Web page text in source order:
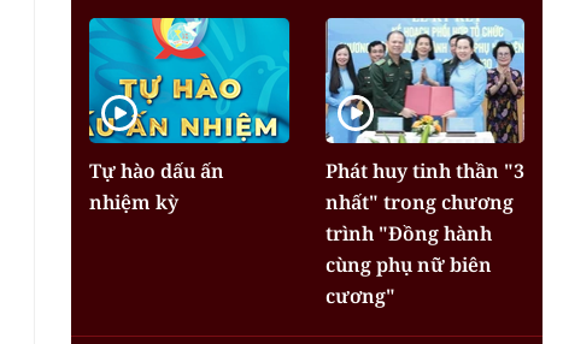
Tự hào dấu ấn
nhiệm kỳ
Phát huy tinh thần "3
nhất" trong chương
trình "Đồng hành
cùng phụ nữ biên
cương"